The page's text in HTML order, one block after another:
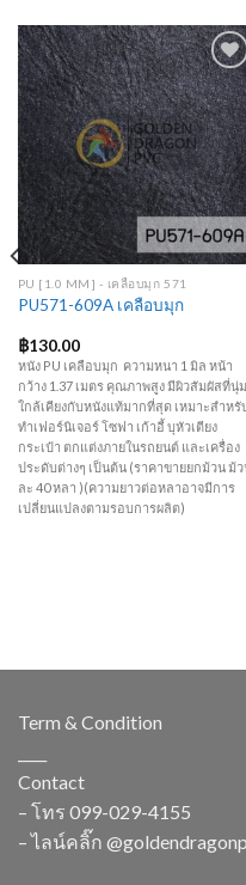
Add to
Wishlist
PU [1.0 MM] - เคลือบมุก 571
PU571-609A เคลือบมุก
฿130.00
หนัง PU เคลือบมุก ความหนา 1 มิล หน้า
กว้าง 1.37 เมตร คุณภาพสูง มีผิวสัมผัสที่นุ่ม
ใกล้เคียงกับหนังแท้มากที่สุด เหมาะสำหรั
ทำเฟอร์นิเจอร์ โซฟา เก้าอี้ บุหัวเตียง
กระเป๋า ตกแต่งภายในรถยนต์ และเครื่อง
ประดับต่างๆ เป็นต้น (ราคาขายยกม้วน ม้
ละ 40 หลา )(ความยาวต่อหลาอาจมีการ
เปลี่ยนแปลงตามรอบการผลิต)
Term & Condition
Contact
– โทร 099-029-4155
– ไลน์คลิ๊ก